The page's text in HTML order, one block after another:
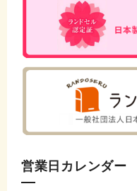
営業日カレンダー